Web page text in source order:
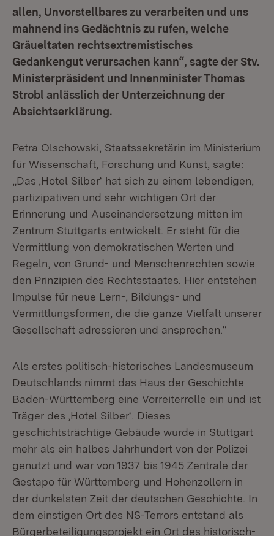
allen, Unvorstellbares zu verarbeiten und uns
mahnend ins Gedächtnis zu rufen, welche
Gräueltaten rechtsextremistisches
Gedankengut verursachen kann“, sagte der Stv.
Ministerpräsident und Innenminister Thomas
Strobl anlässlich der Unterzeichnung der
Absichtserklärung.
Petra Olschowski, Staatssekretärin im Ministerium
für Wissenschaft, Forschung und Kunst, sagte:
„Das ‚Hotel Silber‘ hat sich zu einem lebendigen,
partizipativen und sehr wichtigen Ort der
Erinnerung und Auseinandersetzung mitten im
Zentrum Stuttgarts entwickelt. Er steht für die
Vermittlung von demokratischen Werten und
Regeln, von Grund- und Menschenrechten sowie
den Prinzipien des Rechtsstaates. Hier entstehen
Impulse für neue Lern-, Bildungs- und
Vermittlungsformen, die die ganze Vielfalt unserer
Gesellschaft adressieren und ansprechen.“
Als erstes politisch-historisches Landesmuseum
Deutschlands nimmt das Haus der Geschichte
Baden-Württemberg eine Vorreiterrolle ein und ist
Träger des ‚Hotel Silber‘. Dieses
geschichtsträchtige Gebäude wurde in Stuttgart
mehr als ein halbes Jahrhundert von der Polizei
genutzt und war von 1937 bis 1945 Zentrale der
Gestapo für Württemberg und Hohenzollern in
der dunkelsten Zeit der deutschen Geschichte. In
dem einstigen Ort des NS-Terrors entstand als
Bürgerbeteiligungsprojekt ein Ort des historisch-